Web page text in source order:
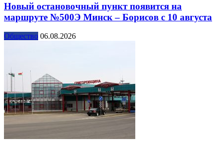
Новый остановочный пункт появится на
маршруте №500Э Минск – Борисов с 10 августа
Общество 06.08.2026